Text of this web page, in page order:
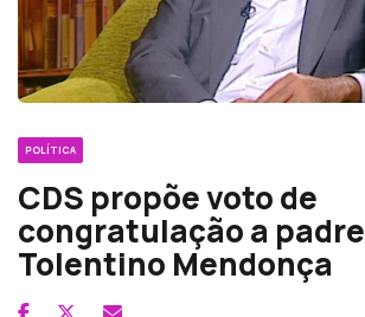
POLÍTICA
CDS propõe voto de
congratulação a padre
Tolentino Mendonça